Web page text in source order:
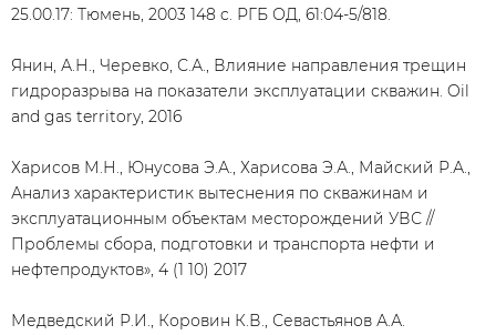
25.00.17: Тюмень, 2003 148 c. РГБ ОД, 61:04-5/818.
Янин, А.Н., Черевко, С.А., Влияние направления трещин
гидроразрыва на показатели эксплуатации скважин. Oil
and gas territory, 2016
Харисов М.Н., Юнусова Э.А., Харисова Э.А., Майский Р.А.,
Анализ характеристик вытеснения по скважинам и
эксплуатационным объектам месторождений УВС //
Проблемы сбора, подготовки и транспорта нефти и
нефтепродуктов», 4 (1 10) 2017
Медведский Р.И., Коровин К.В., Севастьянов А.А.